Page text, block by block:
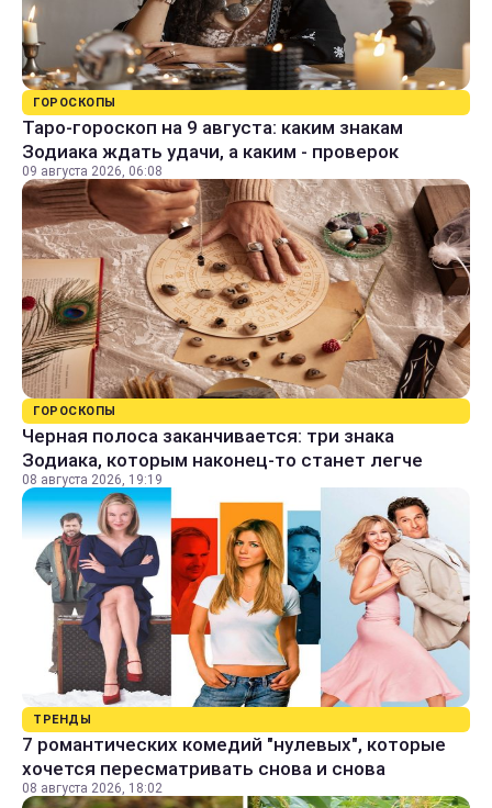
ГОРОСКОПЫ
Таро-гороскоп на 9 августа: каким знакам
Зодиака ждать удачи, а каким - проверок
09 августа 2026, 06:08
ГОРОСКОПЫ
Черная полоса заканчивается: три знака
Зодиака, которым наконец-то станет легче
08 августа 2026, 19:19
ТРЕНДЫ
7 романтических комедий "нулевых", которые
хочется пересматривать снова и снова
08 августа 2026, 18:02